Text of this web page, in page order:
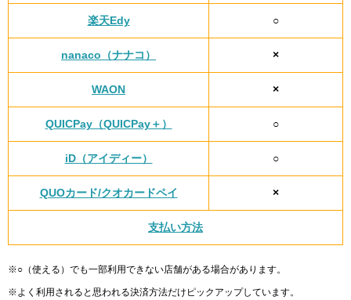
楽天Edy ○
nanaco（ナナコ） ×
WAON ×
QUICPay（QUICPay＋） ○
iD（アイディー） ○
QUOカード/クオカードペイ ×
支払い方法
※○（使える）でも一部利用できない店舗がある場合があります。
※よく利用されると思われる決済方法だけピックアップしています。